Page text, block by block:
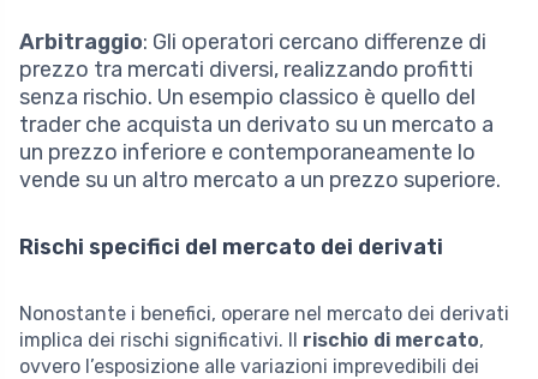
Arbitraggio: Gli operatori cercano differenze di
prezzo tra mercati diversi, realizzando profitti
senza rischio. Un esempio classico è quello del
trader che acquista un derivato su un mercato a
un prezzo inferiore e contemporaneamente lo
vende su un altro mercato a un prezzo superiore.
Rischi specifici del mercato dei derivati
Nonostante i benefici, operare nel mercato dei derivati
implica dei rischi significativi. Il rischio di mercato,
ovvero l’esposizione alle variazioni imprevedibili dei